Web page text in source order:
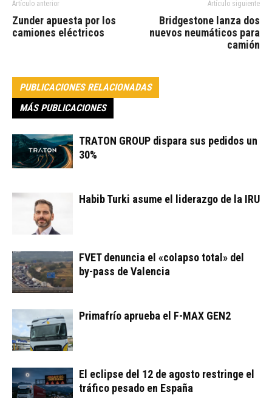
Artículo anterior
Zunder apuesta por los
camiones eléctricos
Artículo siguiente
Bridgestone lanza dos
nuevos neumáticos para
camión
PUBLICACIONES RELACIONADAS
MÁS PUBLICACIONES
TRATON GROUP dispara sus pedidos un
30%
Habib Turki asume el liderazgo de la IRU
FVET denuncia el «colapso total» del
by-pass de Valencia
Primafrío aprueba el F-MAX GEN2
El eclipse del 12 de agosto restringe el
tráfico pesado en España